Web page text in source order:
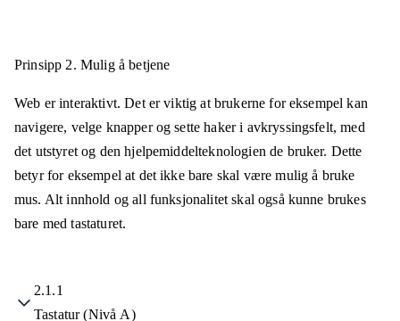
Prinsipp 2. Mulig å betjene
Web er interaktivt. Det er viktig at brukerne for eksempel kan
navigere, velge knapper og sette haker i avkryssingsfelt, med
det utstyret og den hjelpemiddelteknologien de bruker. Dette
betyr for eksempel at det ikke bare skal være mulig å bruke
mus. Alt innhold og all funksjonalitet skal også kunne brukes
bare med tastaturet.
2.1.1
Tastatur (Nivå A)